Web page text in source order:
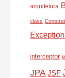
arquitetura
class
interceptor
JPA JSF